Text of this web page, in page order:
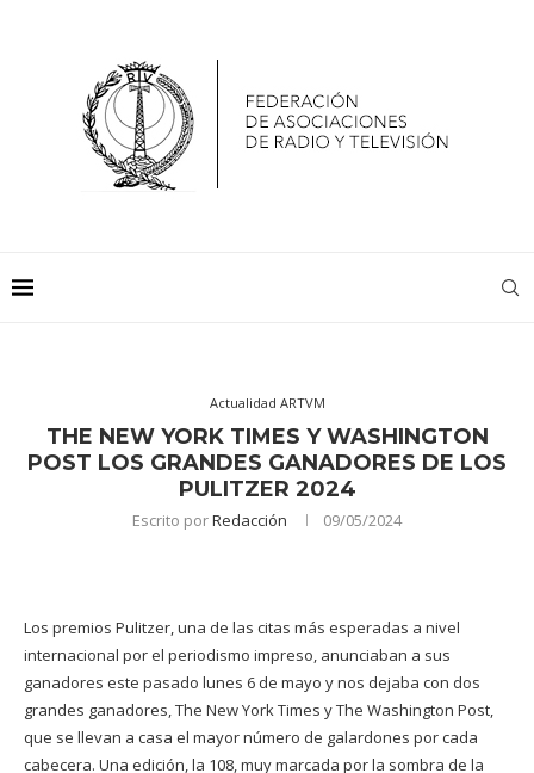
Actualidad ARTVM
THE NEW YORK TIMES Y WASHINGTON
POST LOS GRANDES GANADORES DE LOS
PULITZER 2024
Escrito porRedacción 09/05/2024
Los premios Pulitzer, una de las citas más esperadas a nivel
internacional por el periodismo impreso, anunciaban a sus
ganadores este pasado lunes 6 de mayo y nos dejaba con dos
grandes ganadores, The New York Times y The Washington Post,
que se llevan a casa el mayor número de galardones por cada
cabecera. Una edición, la 108, muy marcada por la sombra de la